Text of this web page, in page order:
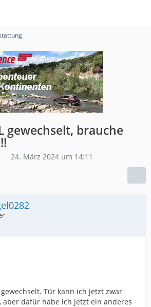
gewechselt, brauche
24. März 2024 um 14:11
Tür kann ich jetzt zwar
aber dafür habe ich jetzt ein anderes